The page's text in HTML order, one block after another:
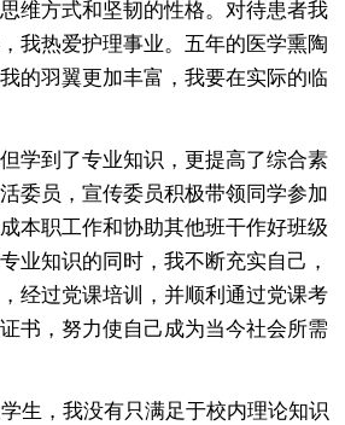
维方式和坚韧的性格。对待患者我
我热爱护理事业。五年的医学熏陶
的羽翼更加丰富，我要在实际的临
学到了专业知识，更提高了综合素
委员，宣传委员积极带领同学参加
本职工作和协助其他班干作好班级
业知识的同时，我不断充实自己，
经过党课培训，并顺利通过党课考
书，努力使自己成为当今社会所需
生，我没有只满足于校内理论知识